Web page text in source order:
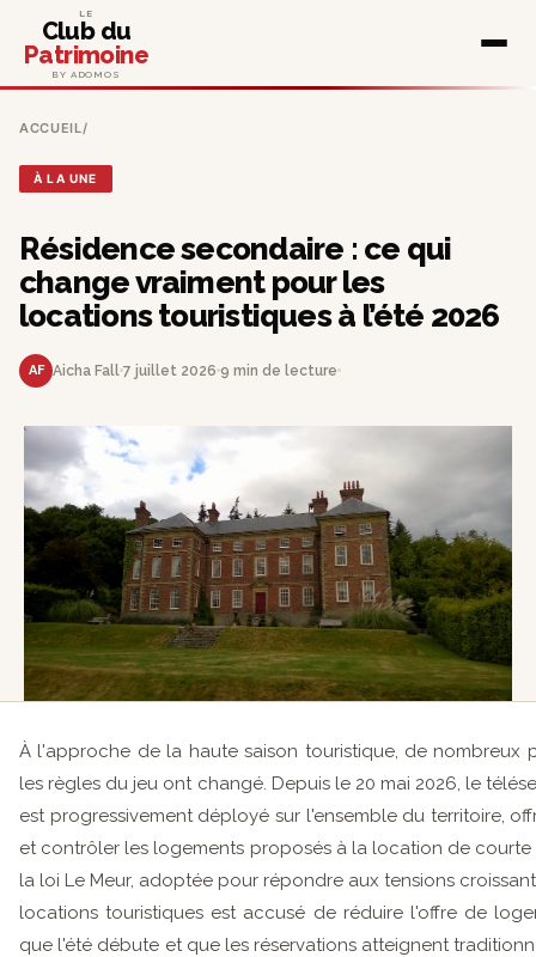
LE
Club du
Patrimoine
BY ADOMOS
ACCUEIL/
À LA UNE
Résidence secondaire : ce qui
change vraiment pour les
locations touristiques à l’été 2026
AF Aicha Fall 7 juillet 2026 9 min de lecture
À l'approche de la haute saison touristique, de nombreux
les règles du jeu ont changé. Depuis le 20 mai 2026, le
est progressivement déployé sur l'ensemble du territoire,
et contrôler les logements proposés à la location de
la loi Le Meur, adoptée pour répondre aux tensions
locations touristiques est accusé de réduire l'offre de
que l'été débute et que les réservations atteignent